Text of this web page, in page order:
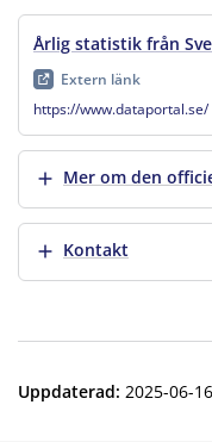
Årlig statistik från
Extern länk
https://www.dataportal.se/
Visa merMer om den
Visa merKontakt
Uppdaterad: 2025-06-16